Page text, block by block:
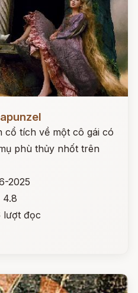
cổ tích về một cô gái có
phù thủy nhốt trên
2025
4.8
lượt đọc